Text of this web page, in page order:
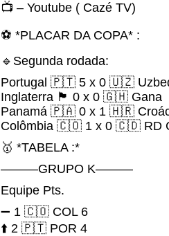
📺 – Youtube ( Cazé TV)
⚽ *PLACAR DA COPA* :
🔹Segunda rodada:
Portugal 🇵🇹 5 x 0 🇺🇿
Inglaterra 🏴󠁧󠁢󠁥󠁮󠁧󠁿 0 x 0 🇬🇭 Gana
Panamá 🇵🇦 0 x 1 🇭🇷
Colômbia 🇨🇴 1 x 0 🇨🇩 RD
🥇 *TABELA :*
———GRUPO K———
Equipe Pts.
➖ 1 🇨🇴 COL 6
⬆️ 2 🇵🇹 POR 4